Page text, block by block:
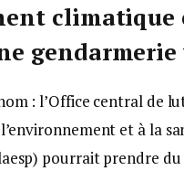
climatique
gendarmerie
: l’Office central de
et à la
pourrait prendre du